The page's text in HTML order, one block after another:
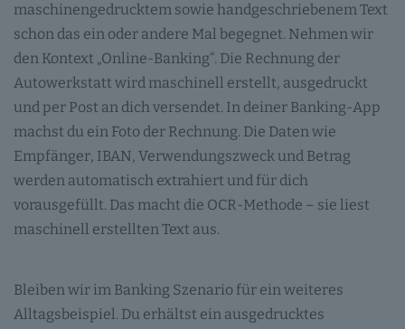
maschinengedrucktem sowie handgeschriebenem Text
schon das ein oder andere Mal begegnet. Nehmen wir
den Kontext „Online-Banking“. Die Rechnung der
Autowerkstatt wird maschinell erstellt, ausgedruckt
und per Post an dich versendet. In deiner Banking-App
machst du ein Foto der Rechnung. Die Daten wie
Empfänger, IBAN, Verwendungszweck und Betrag
werden automatisch extrahiert und für dich
vorausgefüllt. Das macht die OCR-Methode – sie liest
maschinell erstellten Text aus.
Bleiben wir im Banking Szenario für ein weiteres
Alltagsbeispiel. Du erhältst ein ausgedrucktes